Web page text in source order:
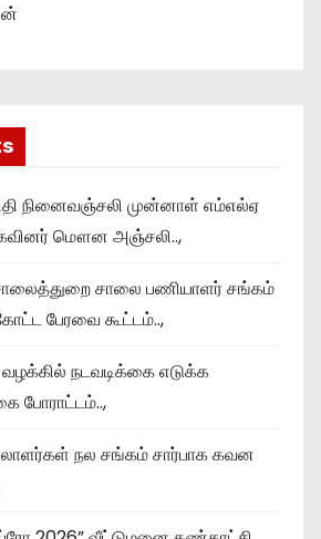
நினைவஞ்சலி முன்னாள் எம்எல்ஏ
மௌன அஞ்சலி..,
சாலை பணியாளர் சங்கம்
பேரவை கூட்டம்..,
நடவடிக்கை எடுக்க
போராட்டம்..,
நல சங்கம் சார்பாக கவன